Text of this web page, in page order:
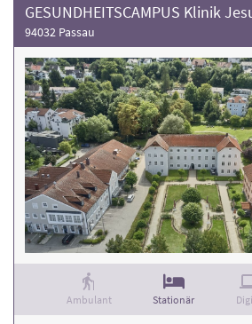
GESUNDHEITSCAMPUS Klinik
94032 Passau
Ambulant Stationär